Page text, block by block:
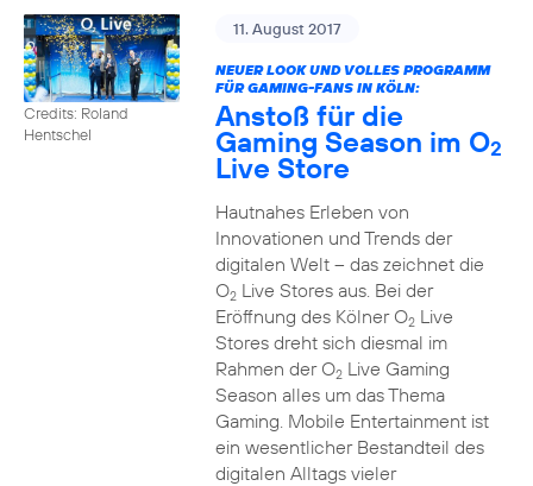
Credits: Roland
Hentschel
11. August 2017
NEUER LOOK UND VOLLES PROGRAMM
FÜR GAMING-FANS IN KÖLN:
Anstoß für die
Gaming Season im O2
Live Store
Hautnahes Erleben von
Innovationen und Trends der
digitalen Welt – das zeichnet die
O2Live Stores aus. Bei der
Eröffnung des Kölner O2Live
Stores dreht sich diesmal im
Rahmen der O2Live Gaming
Season alles um das Thema
Gaming. Mobile Entertainment ist
ein wesentlicher Bestandteil des
digitalen Alltags vieler